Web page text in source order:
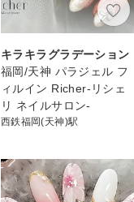
キラキラグラデーション
福岡/天神 パラジェル フ
ィルイン Richer-リシェ
リ ネイルサロン-
西鉄福岡(天神)駅